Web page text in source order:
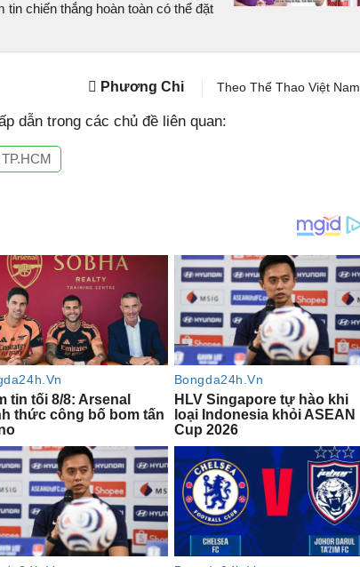
tin chiến thắng hoàn toàn có thể đặt
Phương Chi Theo Thể Thao Việt Nam
dẫn trong các chủ đề liên quan: